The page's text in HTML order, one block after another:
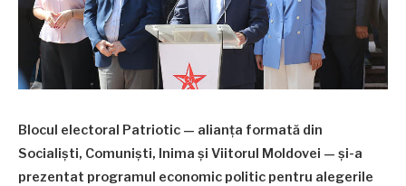
Blocul electoral Patriotic — alianţa formată din
Socialişti, Comunişti, Inima şi Viitorul Moldovei — şi-a
prezentat programul economic politic pentru alegerile